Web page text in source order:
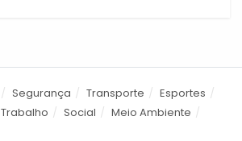
Segurança Transporte
Esportes
Trabalho Social
Meio Ambiente